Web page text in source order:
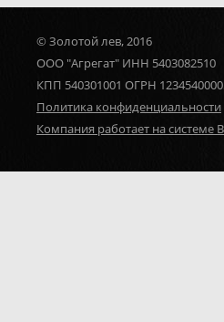
© Золотой лев, 2016
ООО "Агрегат" ИНН 5403082510
КПП 540301001 ОГРН
Политика конфиденциальности
Компания работает на системе